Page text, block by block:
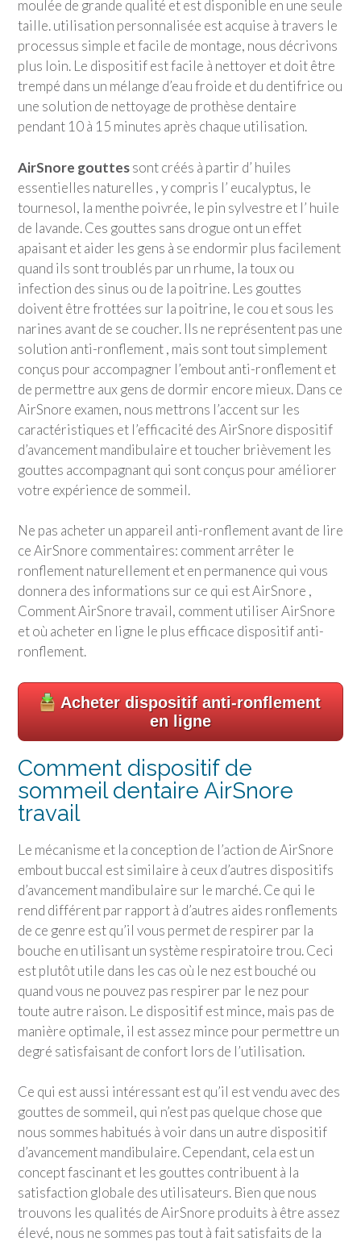
moulée de grande qualité et est disponible en une seule
taille. utilisation personnalisée est acquise à travers le
processus simple et facile de montage, nous décrivons
plus loin. Le dispositif est facile à nettoyer et doit être
trempé dans un mélange d’eau froide et du dentifrice ou
une solution de nettoyage de prothèse dentaire
pendant 10 à 15 minutes après chaque utilisation.
AirSnore gouttessont créés à partir d’ huiles
essentielles naturelles , y compris l’ eucalyptus, le
tournesol, la menthe poivrée, le pin sylvestre et l’ huile
de lavande. Ces gouttes sans drogue ont un effet
apaisant et aider les gens à se endormir plus facilement
quand ils sont troublés par un rhume, la toux ou
infection des sinus ou de la poitrine. Les gouttes
doivent être frottées sur la poitrine, le cou et sous les
narines avant de se coucher. Ils ne représentent pas une
solution anti-ronflement , mais sont tout simplement
conçus pour accompagner l’embout anti-ronflement et
de permettre aux gens de dormir encore mieux. Dans ce
AirSnore examen, nous mettrons l’accent sur les
caractéristiques et l’efficacité des AirSnore dispositif
d’avancement mandibulaire et toucher brièvement les
gouttes accompagnant qui sont conçus pour améliorer
votre expérience de sommeil.
Ne pas acheter un appareil anti-ronflement avant de lire
ce AirSnore commentaires: comment arrêter le
ronflement naturellement et en permanence qui vous
donnera des informations sur ce qui est AirSnore ,
Comment AirSnore travail, comment utiliser AirSnore
et où acheter en ligne le plus efficace dispositif anti-
ronflement.
Acheter dispositif anti-ronflement
en ligne
Comment dispositif de
sommeil dentaire AirSnore
travail
Le mécanisme et la conception de l’action de AirSnore
embout buccal est similaire à ceux d’autres dispositifs
d’avancement mandibulaire sur le marché. Ce qui le
rend différent par rapport à d’autres aides ronflements
de ce genre est qu’il vous permet de respirer par la
bouche en utilisant un système respiratoire trou. Ceci
est plutôt utile dans les cas où le nez est bouché ou
quand vous ne pouvez pas respirer par le nez pour
toute autre raison. Le dispositif est mince, mais pas de
manière optimale, il est assez mince pour permettre un
degré satisfaisant de confort lors de l’utilisation.
Ce qui est aussi intéressant est qu’il est vendu avec des
gouttes de sommeil, qui n’est pas quelque chose que
nous sommes habitués à voir dans un autre dispositif
d’avancement mandibulaire. Cependant, cela est un
concept fascinant et les gouttes contribuent à la
satisfaction globale des utilisateurs. Bien que nous
trouvons les qualités de AirSnore produits à être assez
élevé, nous ne sommes pas tout à fait satisfaits de la